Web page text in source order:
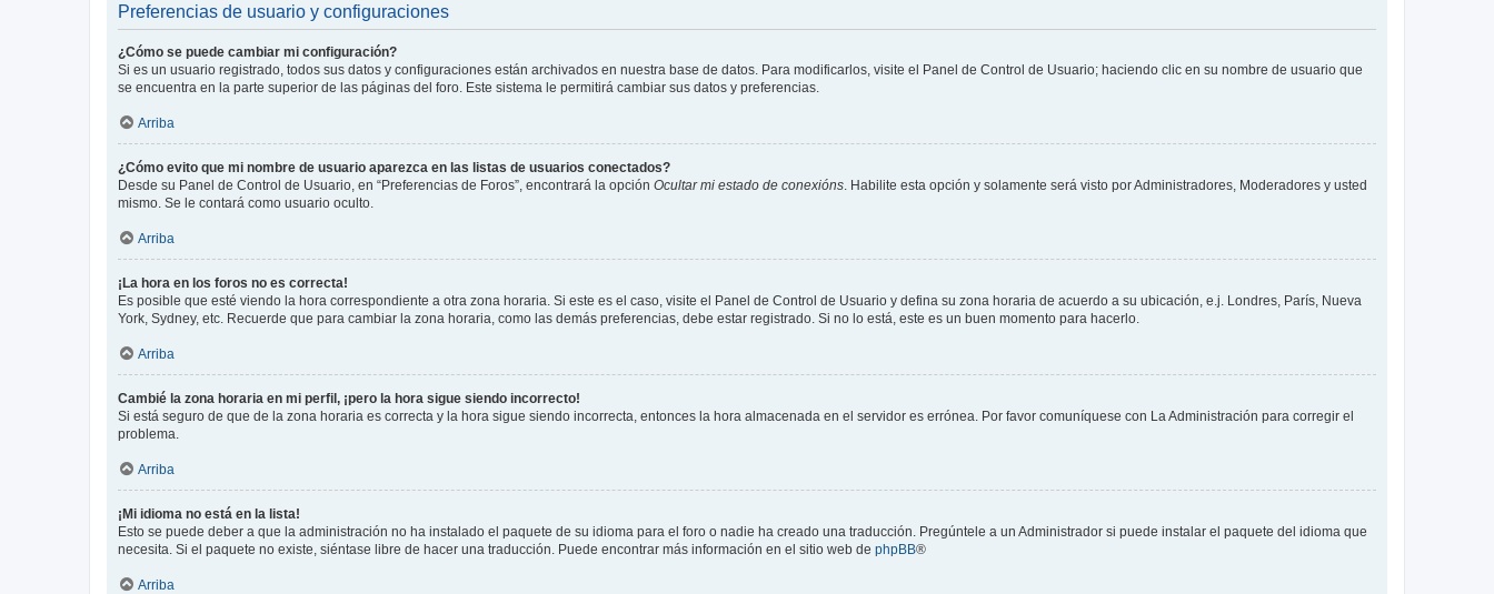
Preferencias de usuario y configuraciones
¿Cómo se puede cambiar mi configuración?
Si es un usuario registrado, todos sus datos y configuraciones están archivados en nuestra base de datos. Para modificarlos, visite el Panel de Control de Usuario; haciendo clic en su nombre de usuario que
se encuentra en la parte superior de las páginas del foro. Este sistema le permitirá cambiar sus datos y preferencias.
Arriba
¿Cómo evito que mi nombre de usuario aparezca en las listas de usuarios conectados?
Desde su Panel de Control de Usuario, en “Preferencias de Foros”, encontrará la opción Ocultar mi estado de conexións . Habilite esta opción y solamente será visto por Administradores, Moderadores y usted
mismo. Se le contará como usuario oculto.
Arriba
¡La hora en los foros no es correcta!
Es posible que esté viendo la hora correspondiente a otra zona horaria. Si este es el caso, visite el Panel de Control de Usuario y defina su zona horaria de acuerdo a su ubicación, e.j. Londres, París, Nueva
York, Sydney, etc. Recuerde que para cambiar la zona horaria, como las demás preferencias, debe estar registrado. Si no lo está, este es un buen momento para hacerlo.
Arriba
Cambié la zona horaria en mi perfil, ¡pero la hora sigue siendo incorrecto!
Si está seguro de que de la zona horaria es correcta y la hora sigue siendo incorrecta, entonces la hora almacenada en el servidor es errónea. Por favor comuníquese con La Administración para corregir el
problema.
Arriba
¡Mi idioma no está en la lista!
Esto se puede deber a que la administración no ha instalado el paquete de su idioma para el foro o nadie ha creado una traducción. Pregúntele a un Administrador si puede instalar el paquete del idioma que
necesita. Si el paquete no existe, siéntase libre de hacer una traducción. Puede encontrar más información en el sitio web de phpBB®
Arriba